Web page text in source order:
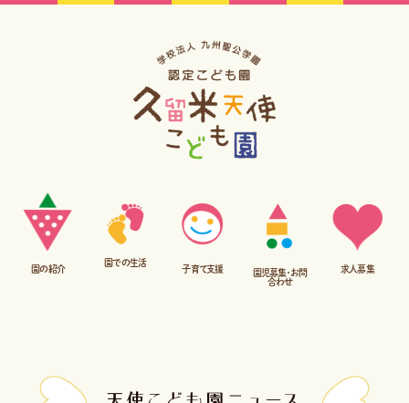
園の紹介
園での生活
子育て支援
園児募集・お問
合わせ
求人募集